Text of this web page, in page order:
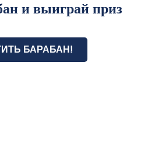
и выиграй приз
БАРАБАН!